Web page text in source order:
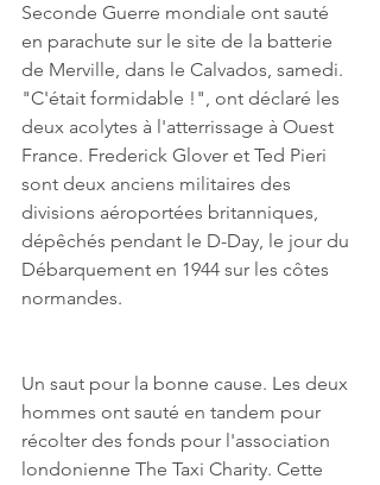
Seconde Guerre mondiale ont sauté
en parachute sur le site de la batterie
de Merville, dans le Calvados, samedi.
"C'était formidable !", ont déclaré les
deux acolytes à l'atterrissage à Ouest
France. Frederick Glover et Ted Pieri
sont deux anciens militaires des
divisions aéroportées britanniques,
dépêchés pendant le D-Day, le jour du
Débarquement en 1944 sur les côtes
normandes.
Un saut pour la bonne cause. Les deux
hommes ont sauté en tandem pour
récolter des fonds pour l'association
londonienne The Taxi Charity. Cette